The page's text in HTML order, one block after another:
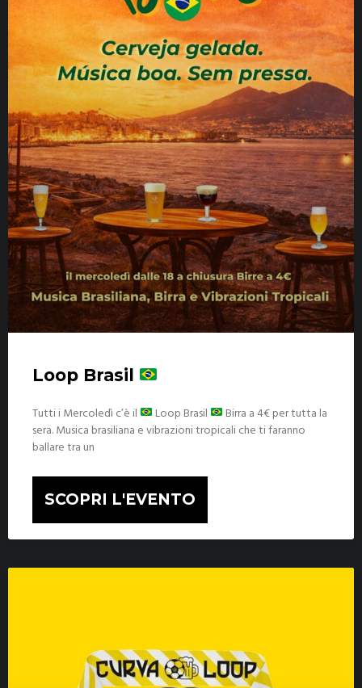
Loop Brasil
Tutti i Mercoledì c’è il Loop Brasil
Birra a 4€ per tutta la
sera. Musica brasiliana e vibrazioni tropicali che ti faranno
ballare tra un
SCOPRI L'EVENTO